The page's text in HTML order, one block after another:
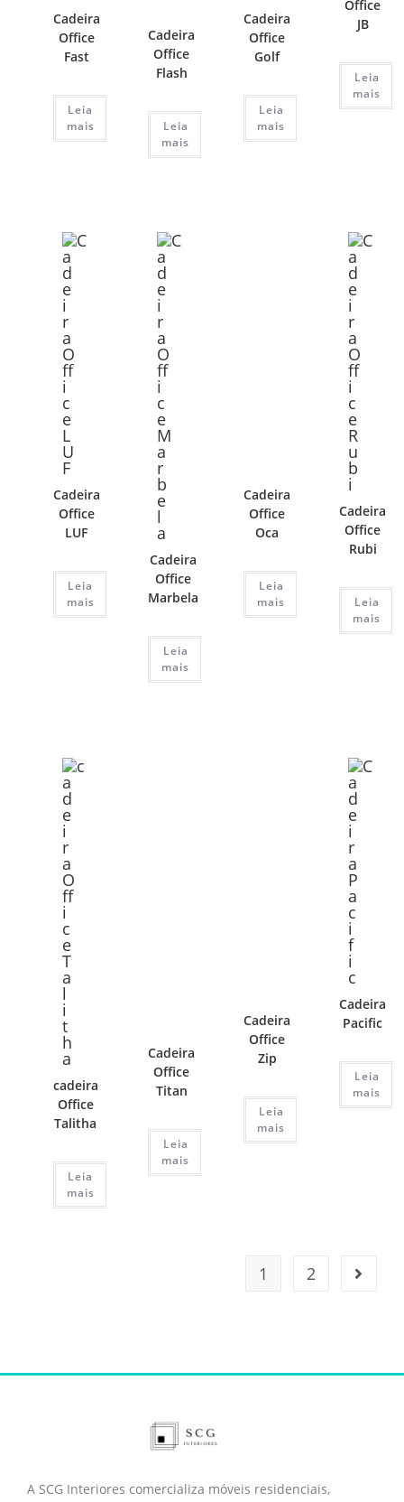
Cadeira
Office
Fast
Leia
mais
Cadeira
Office
Flash
Leia
mais
Cadeira
Office
Golf
Leia
mais
Office
JB
Leia
mais
Cadeira
Office
LUF
Leia
mais
Cadeira
Office
Marbela
Leia
mais
Cadeira
Office
Oca
Leia
mais
Cadeira
Office
Rubi
Leia
mais
cadeira
Office
Talitha
Leia
mais
Cadeira
Office
Titan
Leia
mais
Cadeira
Office
Zip
Leia
mais
Cadeira
Pacific
Leia
mais
1 2
A SCG Interiores comercializa móveis residenciais,